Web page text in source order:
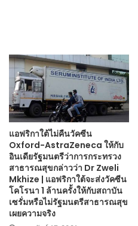
แอฟริกาใต้ไม่คืนวัคซีน
Oxford-AstraZeneca ให้กับ
อินเดียรัฐมนตรีว่าการกระทรวง
สาธารณสุขกล่าวว่า Dr Zweli
Mkhize | แอฟริกาใต้จะส่งวัคซีน
โคโรนา 1 ล้านครั้งให้กับสถาบัน
เซรั่มหรือไม่รัฐมนตรีสาธารณสุข
เผยความจริง